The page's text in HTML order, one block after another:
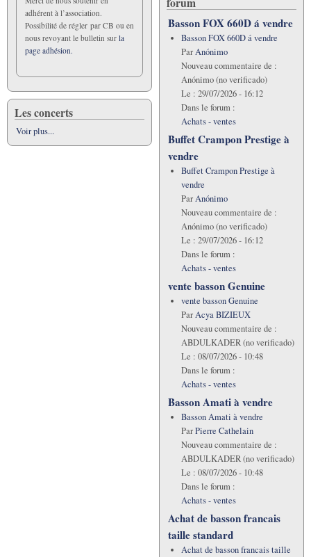
adhérent à l’association.
Possibilité de régler par CB ou en
nous revoyant le bulletin sur la
page adhésion.
Les concerts
Voir plus...
Basson FOX 660D á vendre
Basson FOX 660D á vendre
ParAnónimo
Nouveau commentaire de :
Anónimo (no verificado)
Le : 29/07/2026 - 16:12
Dans le forum :
Achats - ventes
Buffet Crampon Prestige à
vendre
Buffet Crampon Prestige à
vendre
ParAnónimo
Nouveau commentaire de :
Anónimo (no verificado)
Le : 29/07/2026 - 16:12
Dans le forum :
Achats - ventes
vente basson Genuine
vente basson Genuine
ParAcya BIZIEUX
Nouveau commentaire de :
ABDULKADER (no verificado)
Le : 08/07/2026 - 10:48
Dans le forum :
Achats - ventes
Basson Amati à vendre
Basson Amati à vendre
ParPierre Cathelain
Nouveau commentaire de :
ABDULKADER (no verificado)
Le : 08/07/2026 - 10:48
Dans le forum :
Achats - ventes
Achat de basson francais
taille standard
Achat de basson francais taille